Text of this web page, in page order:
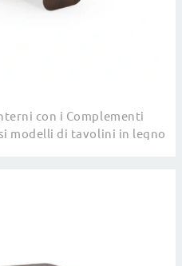
con i Complementi
modelli di tavolini in legno